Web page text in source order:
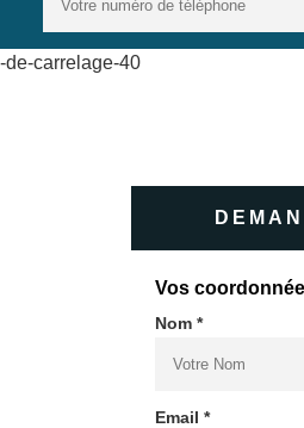
Vos
Nom *
Email *